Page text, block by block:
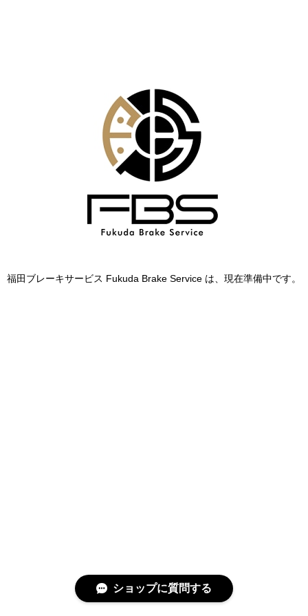
福田ブレーキサービス Fukuda Brake Service は、現在準備中です。
ショップに質問する